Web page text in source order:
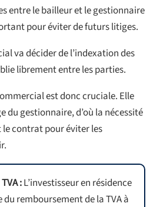
entre le bailleur et le gestionnaire
pour éviter de futurs litiges.
va décider de l’indexation des
librement entre les parties.
est donc cruciale. Elle
du gestionnaire, d’où la nécessité
le contrat pour éviter les
:L’investisseur en résidence
remboursement de la TVA à